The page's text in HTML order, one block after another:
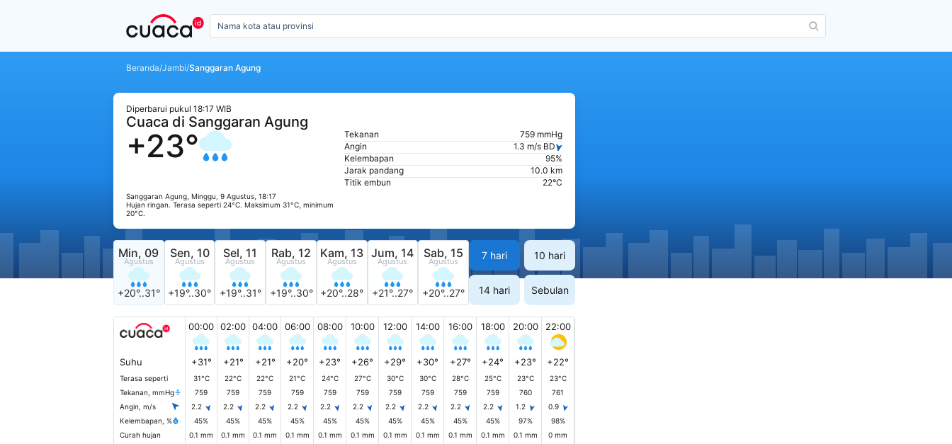
Beranda/Jambi/Sanggaran Agung
Diperbarui pukul 18:17 WIB
Cuaca di Sanggaran Agung
+23°
Sanggaran Agung, Minggu, 9 Agustus, 18:17
Hujan ringan. Terasa seperti 24°C. Maksimum 31°C, minimum
20°C.
Tekanan
759 mmHg
Angin
1.3 m/s BD
Kelembapan
95%
Jarak pandang
10.0 km
Titik embun
22°C
Min, 09
Agustus
+20°..31°
Sen, 10
Agustus
+19°..30°
Sel, 11
Agustus
+19°..31°
Rab, 12
Agustus
+19°..30°
Kam, 13
Agustus
+20°..28°
Jum, 14
Agustus
+21°..27°
Sab, 15
Agustus
+20°..27°
7 hari 10 hari
14 hari Sebulan
00:00 02:00 04:00 06:00 08:00 10:00 12:00 14:00 16:00 18:00 20:00 22:00
Suhu +31° +21° +21° +20° +23° +26° +29° +30° +27° +24° +23° +22°
Terasa seperti 31°C 22°C 22°C 21°C 24°C 27°C 30°C 30°C 28°C 25°C 23°C
23°C
Tekanan, mmHg
759 759 759 759 759 759 759 759 759 759 760
761
Angin, m/s
2.2 2.2 2.2 2.2 2.2 2.2 2.2 2.2 2.2 2.2 1.2
0.9
Kelembapan, %
45% 45% 45% 45% 45% 45% 45% 45% 45% 45% 97%
98%
Curah hujan
0.1 mm 0.1 mm 0.1 mm 0.1 mm 0.1 mm 0.1 mm 0.1 mm 0.1 mm 0.1 mm 0.1 mm 0.1 mm
0 mm